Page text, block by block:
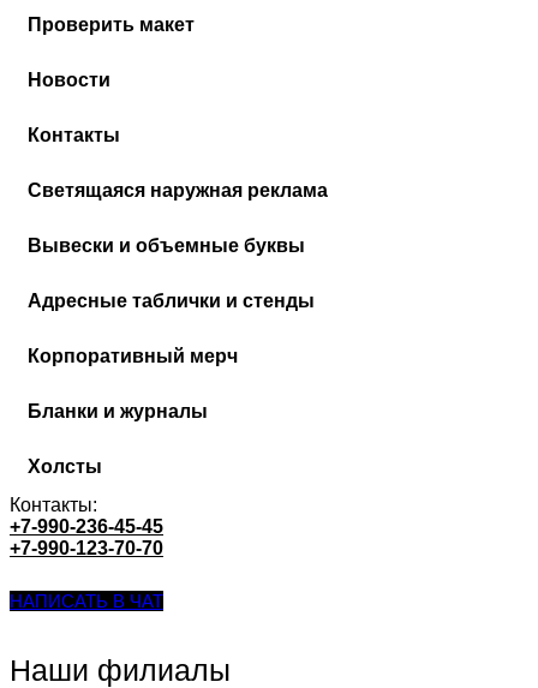
Проверить макет
Новости
Контакты
Cветящаяся наружная реклама
Вывески и объемные буквы
Адресные таблички и стенды
Корпоративный мерч
Бланки и журналы
Холсты
Контакты:
+7-990-236-45-45
+7-990-123-70-70
НАПИСАТЬ В ЧАТ
Наши филиалы